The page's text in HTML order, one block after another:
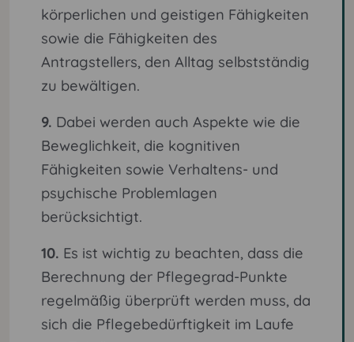
körperlichen und geistigen Fähigkeiten
sowie die Fähigkeiten des
Antragstellers, den Alltag selbstständig
zu bewältigen.
9. Dabei werden auch Aspekte wie die
Beweglichkeit, die kognitiven
Fähigkeiten sowie Verhaltens- und
psychische Problemlagen
berücksichtigt.
10. Es ist wichtig zu beachten, dass die
Berechnung der Pflegegrad-Punkte
regelmäßig überprüft werden muss, da
sich die Pflegebedürftigkeit im Laufe